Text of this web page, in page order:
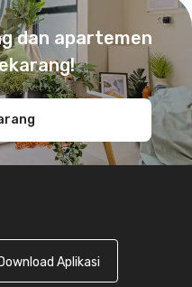
dan apartemen
Download Aplikasi